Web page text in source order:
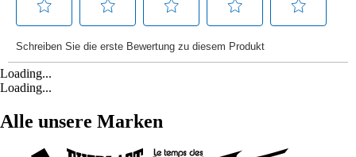
Loading...
Loading...
Alle unsere Marken